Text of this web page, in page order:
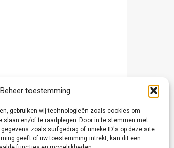
Beheer toestemming
gebruiken wij technologieën zoals cookies om
slaan en/of te raadplegen. Door in te stemmen met
zoals surfgedrag of unieke ID's op deze site
geeft of uw toestemming intrekt, kan dit een